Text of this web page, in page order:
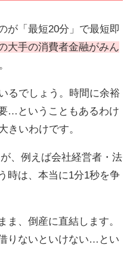
が「最短20分」で最短即
大手の消費者金融がみん
るでしょう。時間に余裕
…ということもあるわけ
きいわけです。
、例えば会社経営者・法
時は、本当に1分1秒を争
、倒産に直結します。
りないといけない…とい